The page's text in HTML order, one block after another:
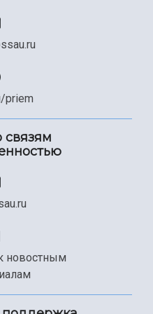
priem
связям
новостным